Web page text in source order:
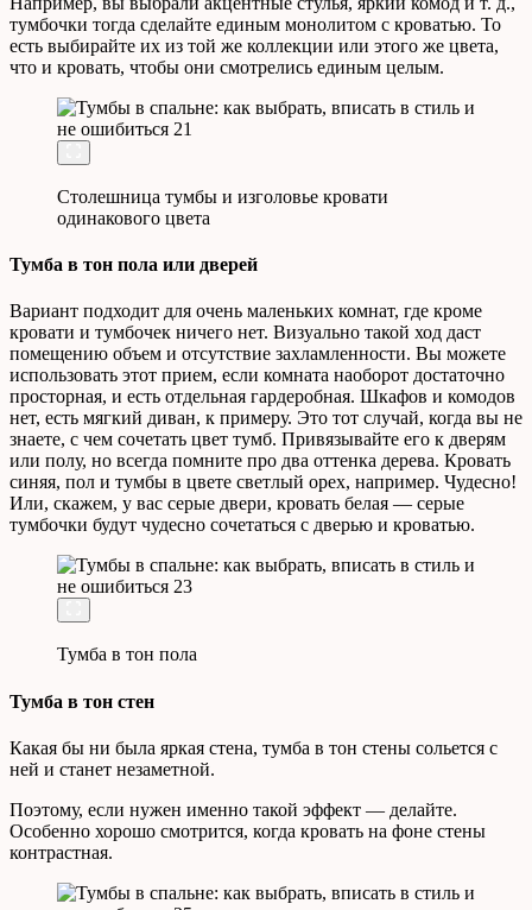
тумбочки тогда сделайте единым монолитом с кроватью. То
есть выбирайте их из той же коллекции или этого же цвета,
что и кровать, чтобы они смотрелись единым целым.
Столешница тумбы и изголовье кровати
одинакового цвета
Тумба в тон пола или дверей
Вариант подходит для очень маленьких комнат, где кроме
кровати и тумбочек ничего нет. Визуально такой ход даст
помещению объем и отсутствие захламленности. Вы можете
использовать этот прием, если комната наоборот достаточно
просторная, и есть отдельная гардеробная. Шкафов и комодов
нет, есть мягкий диван, к примеру. Это тот случай, когда вы не
знаете, с чем сочетать цвет тумб. Привязывайте его к дверям
или полу, но всегда помните про два оттенка дерева. Кровать
синяя, пол и тумбы в цвете светлый орех, например. Чудесно!
Или, скажем, у вас серые двери, кровать белая — серые
тумбочки будут чудесно сочетаться с дверью и кроватью.
Тумба в тон пола
Тумба в тон стен
Какая бы ни была яркая стена, тумба в тон стены сольется с
ней и станет незаметной.
Поэтому, если нужен именно такой эффект — делайте.
Особенно хорошо смотрится, когда кровать на фоне стены
контрастная.